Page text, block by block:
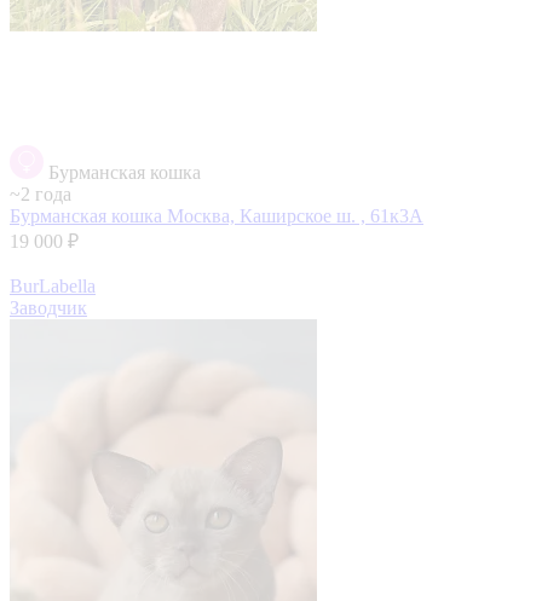
Бурманская кошка
~2 года
Бурманская кошка Москва, Каширское ш. , 61к3А
19 000 ₽
BurLabella
Заводчик